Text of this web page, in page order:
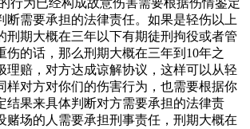
行为已经构成故意伤害需要根据伤情鉴定
断需要承担的法律责任。如果是轻伤以上
刑期大概在三年以下有期徒刑拘役或者管
伤的话，那么刑期大概在三年到10年之
理赔，对方达成谅解协议，这样可以从轻
样对方对你们的伤害行为，也需要根据你
结果来具体判断对方需要承担的法律责
赌场的人需要承担刑事责任，刑期大概在